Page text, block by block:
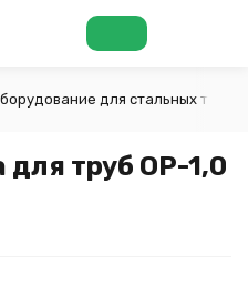
для стальных труб
для труб ОР-1,0